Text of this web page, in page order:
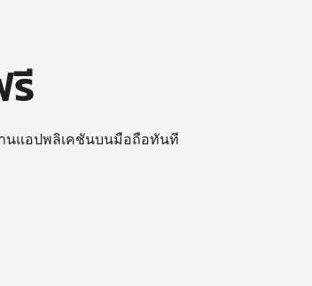
นแอปพลิเคชันบนมือถือทันที